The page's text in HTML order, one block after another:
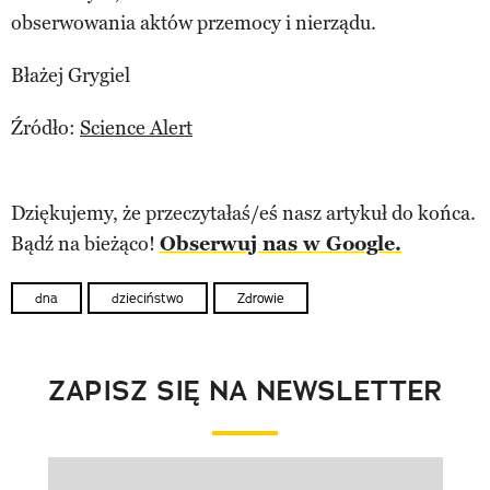
obserwowania aktów przemocy i nierządu.
Błażej Grygiel
Źródło: Science Alert
Dziękujemy, że przeczytałaś/eś nasz artykuł do końca.
Bądź na bieżąco! Obserwuj nas w Google.
dna dzieciństwo Zdrowie
ZAPISZ SIĘ NA NEWSLETTER